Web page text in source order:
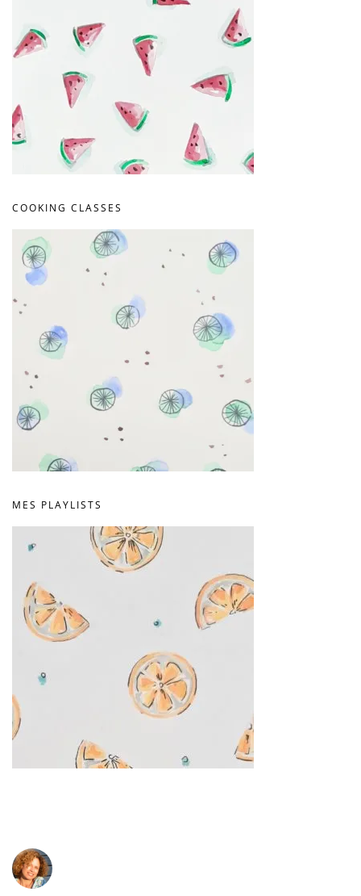
COOKING CLASSES
MES PLAYLISTS